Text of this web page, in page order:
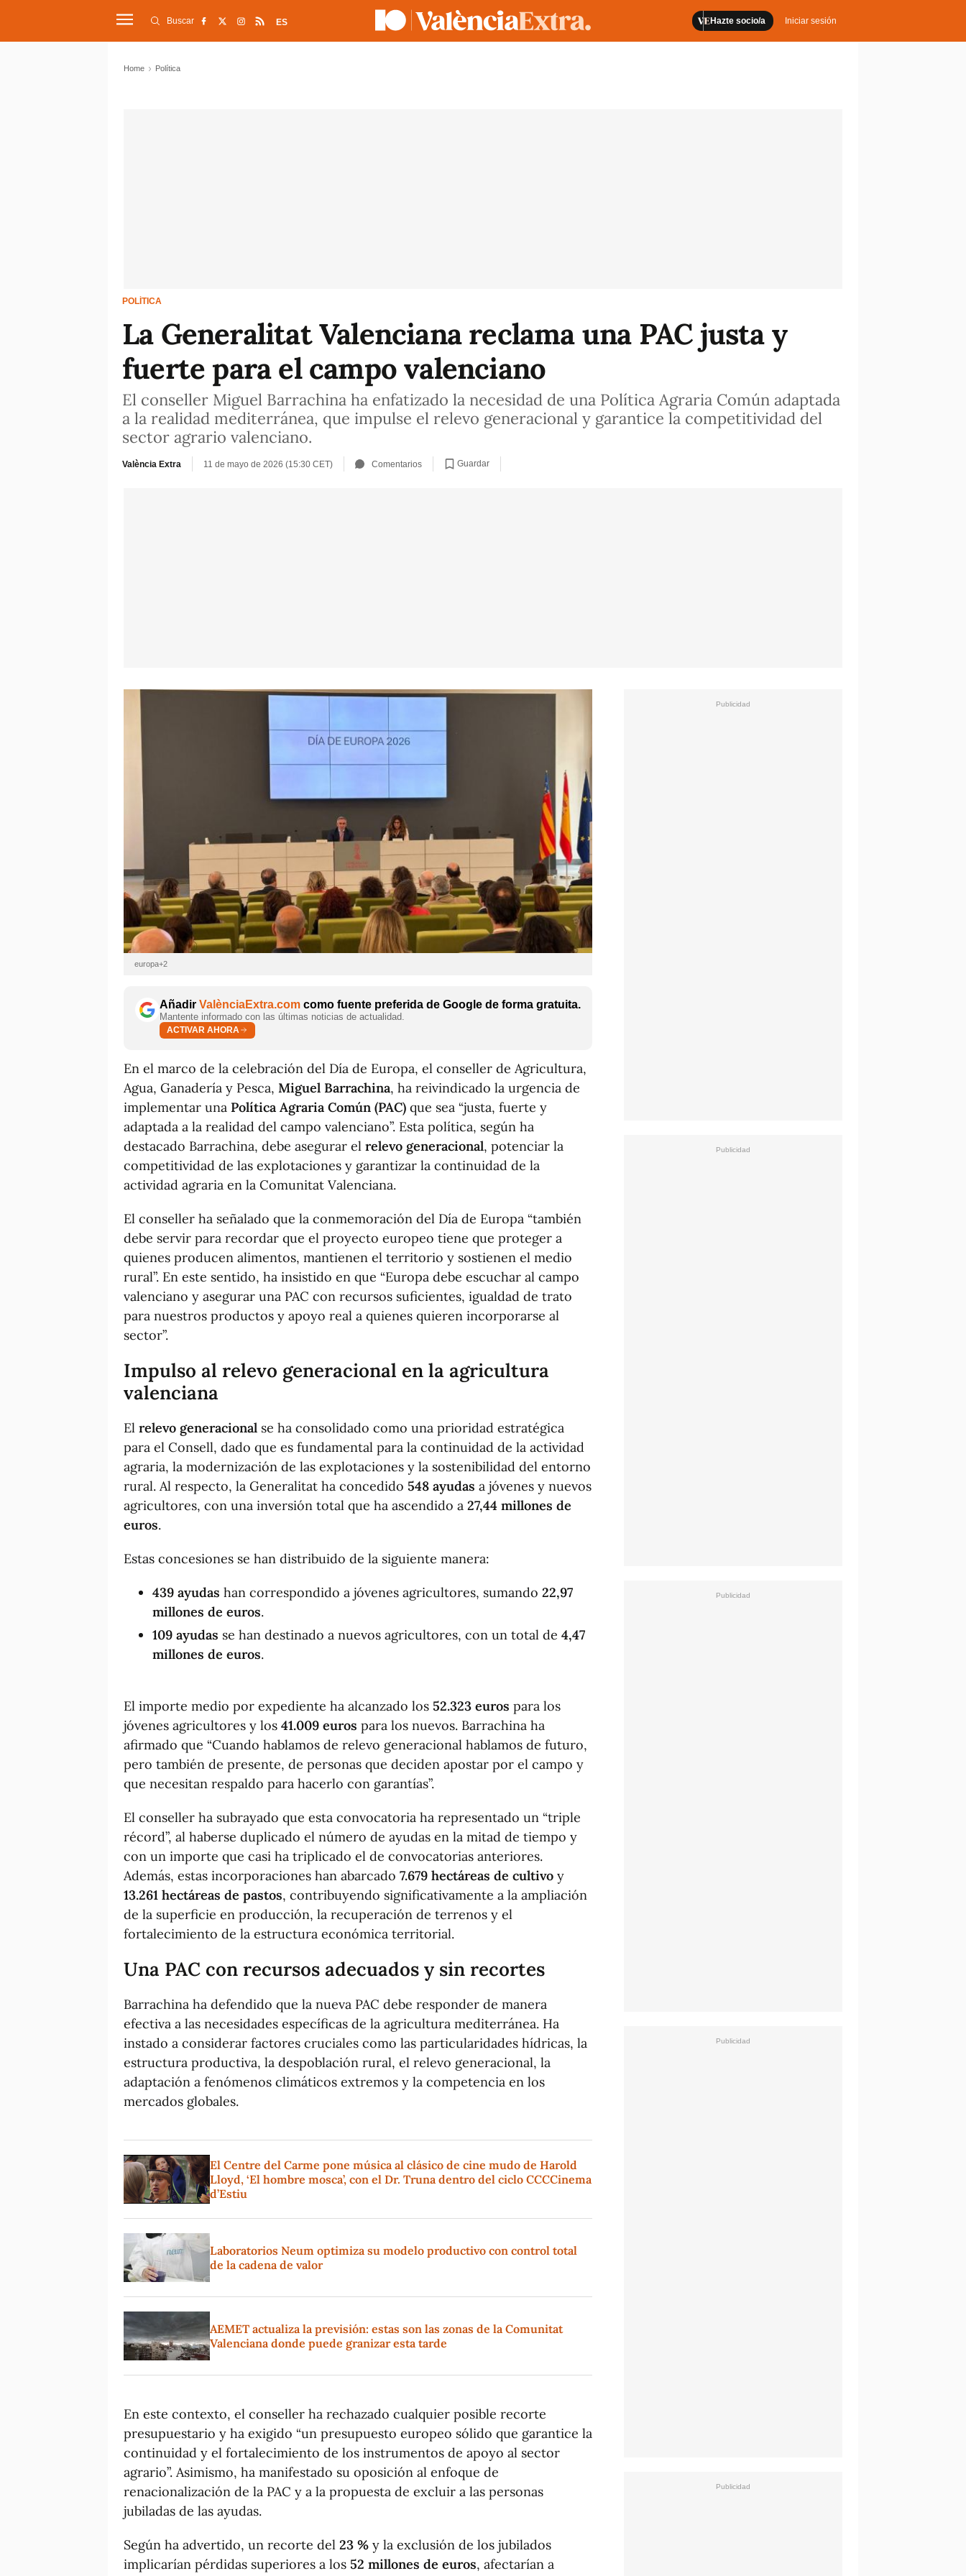
Hazte socio/a Iniciar sesión
Buscar ES
Home Política
POLÍTICA
La Generalitat Valenciana reclama una PAC justa y
fuerte para el campo valenciano
El conseller Miguel Barrachina ha enfatizado la necesidad de una Política Agraria Común adaptada
a la realidad mediterránea, que impulse el relevo generacional y garantice la competitividad del
sector agrario valenciano.
València Extra 11 de mayo de 2026 (15:30 CET) Comentarios Guardar
europa+2
Añadir ValènciaExtra.com como fuente preferida de Google de forma gratuita.
Mantente informado con las últimas noticias de actualidad.
ACTIVAR AHORA
En el marco de la celebración del Día de Europa, el conseller de Agricultura,
Agua, Ganadería y Pesca, Miguel Barrachina, ha reivindicado la urgencia de
implementar una Política Agraria Común (PAC) que sea “justa, fuerte y
adaptada a la realidad del campo valenciano”. Esta política, según ha
destacado Barrachina, debe asegurar el relevo generacional, potenciar la
competitividad de las explotaciones y garantizar la continuidad de la
actividad agraria en la Comunitat Valenciana.
El conseller ha señalado que la conmemoración del Día de Europa “también
debe servir para recordar que el proyecto europeo tiene que proteger a
quienes producen alimentos, mantienen el territorio y sostienen el medio
rural”. En este sentido, ha insistido en que “Europa debe escuchar al campo
valenciano y asegurar una PAC con recursos suficientes, igualdad de trato
para nuestros productos y apoyo real a quienes quieren incorporarse al
sector”.
Impulso al relevo generacional en la agricultura
valenciana
El relevo generacional se ha consolidado como una prioridad estratégica
para el Consell, dado que es fundamental para la continuidad de la actividad
agraria, la modernización de las explotaciones y la sostenibilidad del entorno
rural. Al respecto, la Generalitat ha concedido 548 ayudas a jóvenes y nuevos
agricultores, con una inversión total que ha ascendido a 27,44 millones de
euros.
Estas concesiones se han distribuido de la siguiente manera:
439 ayudas han correspondido a jóvenes agricultores, sumando 22,97
millones de euros.
109 ayudas se han destinado a nuevos agricultores, con un total de 4,47
millones de euros.
El importe medio por expediente ha alcanzado los 52.323 euros para los
jóvenes agricultores y los 41.009 euros para los nuevos. Barrachina ha
afirmado que “Cuando hablamos de relevo generacional hablamos de futuro,
pero también de presente, de personas que deciden apostar por el campo y
que necesitan respaldo para hacerlo con garantías”.
El conseller ha subrayado que esta convocatoria ha representado un “triple
récord”, al haberse duplicado el número de ayudas en la mitad de tiempo y
con un importe que casi ha triplicado el de convocatorias anteriores.
Además, estas incorporaciones han abarcado 7.679 hectáreas de cultivo y
13.261 hectáreas de pastos, contribuyendo significativamente a la ampliación
de la superficie en producción, la recuperación de terrenos y el
fortalecimiento de la estructura económica territorial.
Una PAC con recursos adecuados y sin recortes
Barrachina ha defendido que la nueva PAC debe responder de manera
efectiva a las necesidades específicas de la agricultura mediterránea. Ha
instado a considerar factores cruciales como las particularidades hídricas, la
estructura productiva, la despoblación rural, el relevo generacional, la
adaptación a fenómenos climáticos extremos y la competencia en los
mercados globales.
El Centre del Carme pone música al clásico de cine mudo de Harold
Lloyd, ‘El hombre mosca’, con el Dr. Truna dentro del ciclo CCCCinema
d’Estiu
Laboratorios Neum optimiza su modelo productivo con control total
de la cadena de valor
AEMET actualiza la previsión: estas son las zonas de la Comunitat
Valenciana donde puede granizar esta tarde
En este contexto, el conseller ha rechazado cualquier posible recorte
presupuestario y ha exigido “un presupuesto europeo sólido que garantice la
continuidad y el fortalecimiento de los instrumentos de apoyo al sector
agrario”. Asimismo, ha manifestado su oposición al enfoque de
renacionalización de la PAC y a la propuesta de excluir a las personas
jubiladas de las ayudas.
Según ha advertido, un recorte del 23 % y la exclusión de los jubilados
implicarían pérdidas superiores a los 52 millones de euros, afectarían a